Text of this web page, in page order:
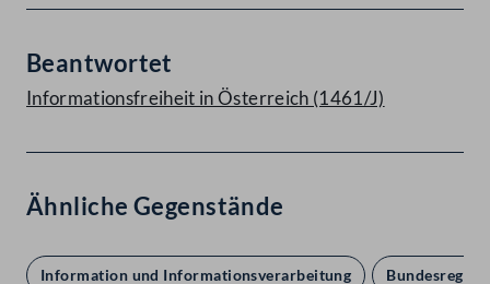
Beantwortet
Informationsfreiheit in Österreich (1461/J)
Ähnliche Gegenstände
Information und Informationsverarbeitung